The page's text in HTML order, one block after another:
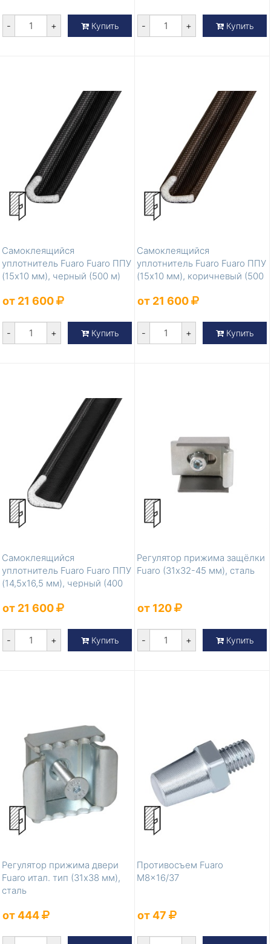
- + Купить - + Купить
Самоклеящийся
уплотнитель Fuaro Fuaro ППУ
(15x10 мм), черный (500 м)
от 21 600
- + Купить
Самоклеящийся
уплотнитель Fuaro Fuaro ППУ
(15x10 мм), коричневый (500
от 21 600
- + Купить
Самоклеящийся
уплотнитель Fuaro Fuaro ППУ
(14,5x16,5 мм), черный (400
от 21 600
- + Купить
Регулятор прижима защёлки
Fuaro (31х32-45 мм), сталь
от 120
- + Купить
Регулятор прижима двери
Fuaro итал. тип (31х38 мм),
сталь
от 444
Противосъем Fuaro
M8x16/37
от 47